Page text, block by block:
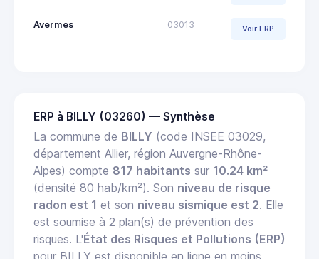
Avermes 03013 Voir ERP
ERP à BILLY (03260) — Synthèse
La commune de BILLY (code INSEE 03029,
département Allier, région Auvergne-Rhône-
Alpes) compte 817 habitants sur 10.24 km²
(densité 80 hab/km²). Son niveau de risque
radon est 1 et son niveau sismique est 2. Elle
est soumise à 2 plan(s) de prévention des
risques. L'État des Risques et Pollutions (ERP)
pour BILLY est disponible en ligne en moins